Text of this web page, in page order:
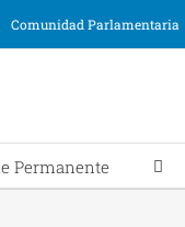
Comunidad Parlamentaria
Permanente